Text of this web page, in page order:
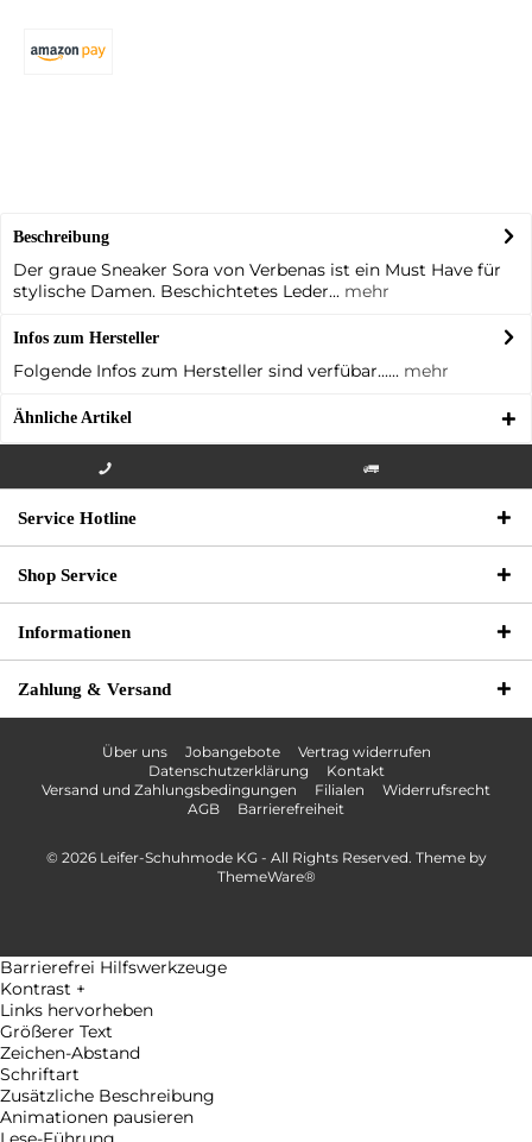
Beschreibung
Der graue Sneaker Sora von Verbenas ist ein Must Have für
stylische Damen. Beschichtetes Leder... mehr
Infos zum Hersteller
Folgende Infos zum Hersteller sind verfübar...... mehr
Ähnliche Artikel
000
Service Hotline
Shop Service
Informationen
Zahlung & Versand
Über uns Jobangebote
Vertrag widerrufen
Datenschutzerklärung
Kontakt
Versand und Zahlungsbedingungen
Filialen
Widerrufsrecht
AGB
Barrierefreiheit
© 2026 Leifer-Schuhmode KG - All Rights Reserved. Theme by
ThemeWare®
Barrierefrei Hilfswerkzeuge
Kontrast +
Links hervorheben
Größerer Text
Zeichen-Abstand
Schriftart
Zusätzliche Beschreibung
Animationen pausieren